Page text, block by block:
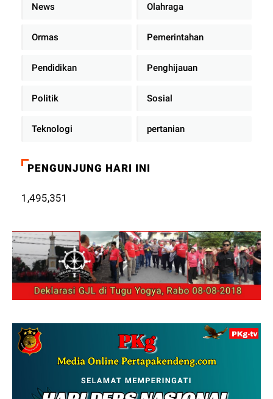
News Olahraga
Ormas Pemerintahan
Pendidikan Penghijauan
Politik Sosial
Teknologi pertanian
PENGUNJUNG HARI INI
1,495,351